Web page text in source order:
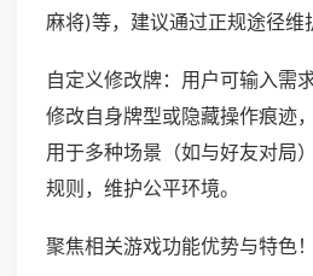
麻将)等，建议通过正规途径维
自定义修改牌：用户可输入需
修改自身牌型或隐藏操作痕迹
用于多种场景（如与好友对局
规则，维护公平环境。
聚焦相关游戏功能优势与特色！